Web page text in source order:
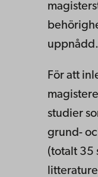
uppnådd.
För att
studier
grund-
(totalt 35